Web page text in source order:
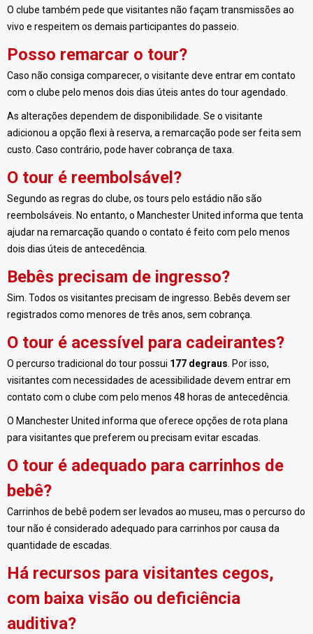
O clube também pede que visitantes não façam transmissões ao
vivo e respeitem os demais participantes do passeio.
Posso remarcar o tour?
Caso não consiga comparecer, o visitante deve entrar em contato
com o clube pelo menos dois dias úteis antes do tour agendado.
As alterações dependem de disponibilidade. Se o visitante
adicionou a opção flexi à reserva, a remarcação pode ser feita sem
custo. Caso contrário, pode haver cobrança de taxa.
O tour é reembolsável?
Segundo as regras do clube, os tours pelo estádio não são
reembolsáveis. No entanto, o Manchester United informa que tenta
ajudar na remarcação quando o contato é feito com pelo menos
dois dias úteis de antecedência.
Bebês precisam de ingresso?
Sim. Todos os visitantes precisam de ingresso. Bebês devem ser
registrados como menores de três anos, sem cobrança.
O tour é acessível para cadeirantes?
O percurso tradicional do tour possui 177 degraus . Por isso,
visitantes com necessidades de acessibilidade devem entrar em
contato com o clube com pelo menos 48 horas de antecedência.
O Manchester United informa que oferece opções de rota plana
para visitantes que preferem ou precisam evitar escadas.
O tour é adequado para carrinhos de
bebê?
Carrinhos de bebê podem ser levados ao museu, mas o percurso do
tour não é considerado adequado para carrinhos por causa da
quantidade de escadas.
Há recursos para visitantes cegos,
com baixa visão ou deficiência
auditiva?